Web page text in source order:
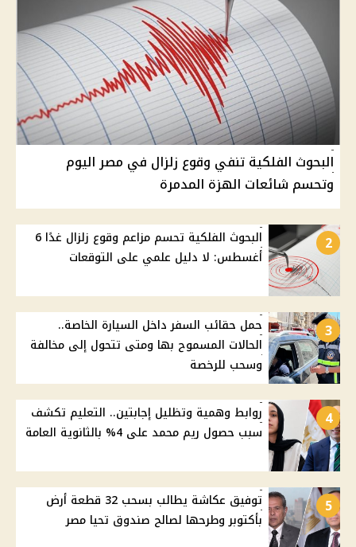
البحوث الفلكية تنفي وقوع زلزال في مصر اليوم
وتحسم شائعات الهزة المدمرة
2
البحوث الفلكية تحسم مزاعم وقوع زلزال غدًا 6
أغسطس: لا دليل علمي على التوقعات
3
حمل حقائب السفر داخل السيارة الخاصة..
الحالات المسموح بها ومتى تتحول إلى مخالفة
وسحب للرخصة
4
روابط وهمية وتظليل إجابتين.. التعليم تكشف
سبب حصول ريم محمد على 4% بالثانوية العامة
5
توفيق عكاشة يطالب بسحب 32 قطعة أرض
بأكتوبر وطرحها لصالح صندوق تحيا مصر